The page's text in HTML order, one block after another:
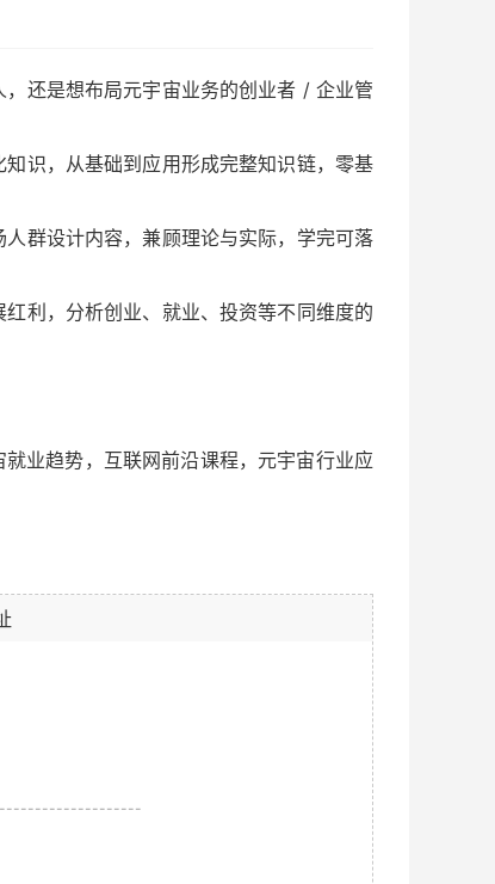
还是想布局元宇宙业务的创业者 / 企业管
识，从基础到应用形成完整知识链，零基
群设计内容，兼顾理论与实际，学完可落
利，分析创业、就业、投资等不同维度的
业趋势，互联网前沿课程，元宇宙行业应